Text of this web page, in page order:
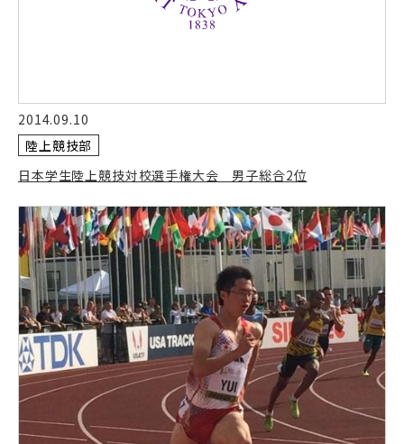
2014.09.10
陸上競技部
日本学生陸上競技対校選手権大会 男子総合2位